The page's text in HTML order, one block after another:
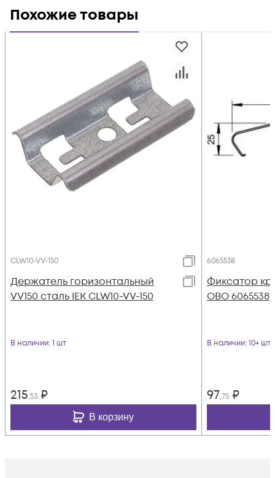
Похожие товары
CLW10-VV-150
Держатель горизонтальный
VV150 сталь IEK CLW10-VV-150
В наличии: 1 шт
215,53 ₽
В корзину
6065538
Фиксатор
OBO 6065538
В наличии: 10+ шт
97,75 ₽